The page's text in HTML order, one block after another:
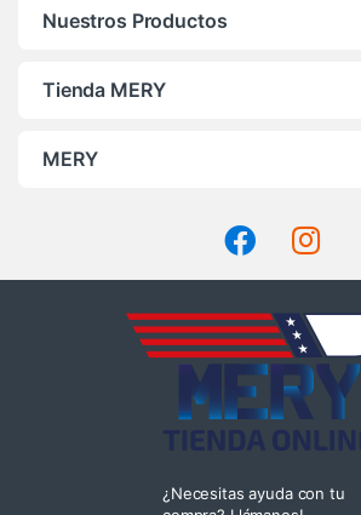
Nuestros Productos
Tienda MERY
MERY
¿Necesitas ayuda con tu